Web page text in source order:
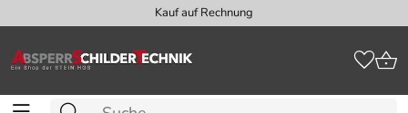
Kauf auf Rechnung